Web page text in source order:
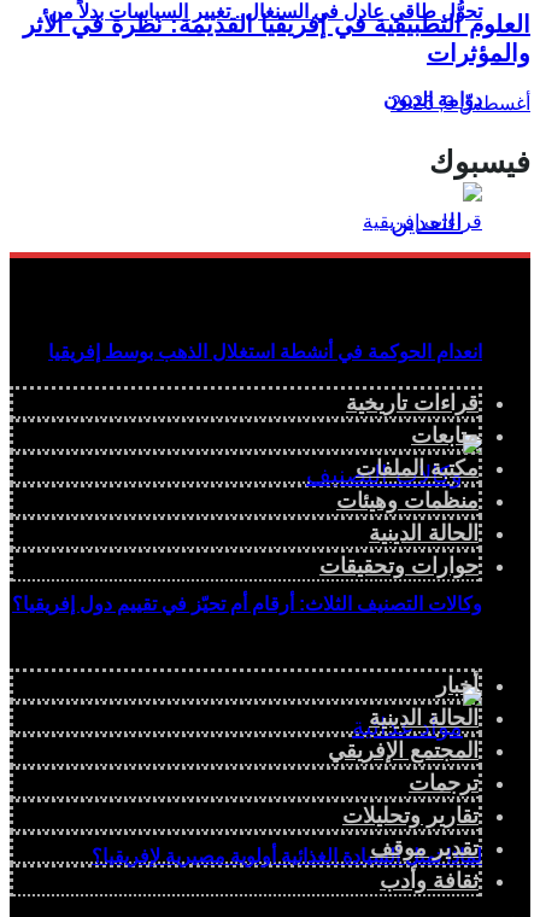
تحوُّل طاقي عادل في السنغال.. تغيير السياسات بدلاً من
دوّامة الديون
انعدام الحوكمة في أنشطة استغلال الذهب بوسط إفريقيا
وكالات التصنيف الثلاث: أرقام أم تحيّز في تقييم دول إفريقيا؟
لماذا تمثل السيادة الغذائية أولوية مصيرية لإفريقيا؟
العلوم التطبيقية في إفريقيا القديمة: نظرة في الأثر
والمؤثرات
أغسطس 3, 2026
فيسبوك
قراءات تاريخية
متابعات
مكتبة الملفات
منظمات وهيئات
الحالة الدينية
حوارات وتحقيقات
أخبار
الحالة الدينية
المجتمع الإفريقي
ترجمات
تقارير وتحليلات
تقدير موقف
ثقافة وأدب